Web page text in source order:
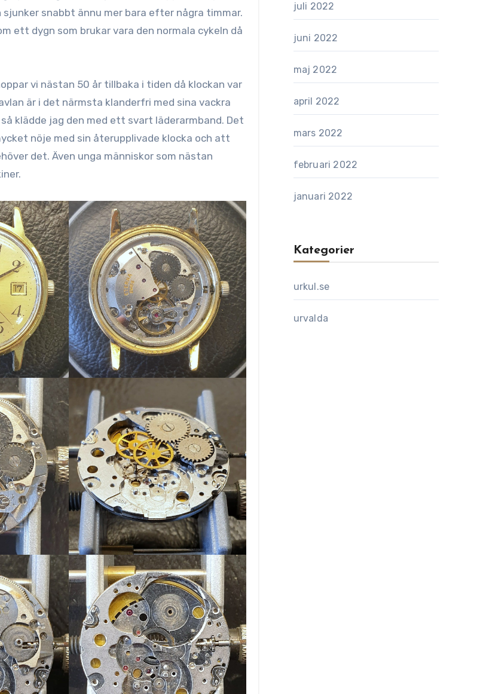
snabbt ännu mer bara efter några timmar.
ett dygn som brukar vara den normala cykeln då
vi nästan 50 år tillbaka i tiden då klockan var
är i det närmsta klanderfri med sina vackra
klädde jag den med ett svart läderarmband. Det
nöje med sin återupplivade klocka och att
det. Även unga människor som nästan
juli 2022
juni 2022
maj 2022
april 2022
mars 2022
februari 2022
januari 2022
Kategorier
urkul.se
urvalda